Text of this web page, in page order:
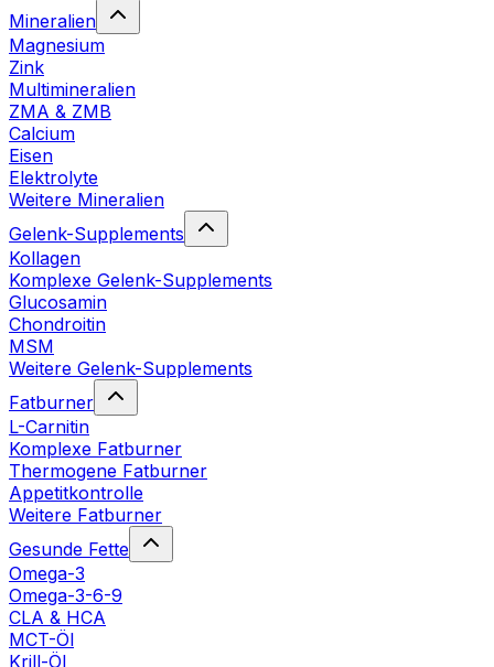
Mineralien
Magnesium
Zink
Multimineralien
ZMA & ZMB
Calcium
Eisen
Elektrolyte
Weitere Mineralien
Gelenk-Supplements
Kollagen
Komplexe Gelenk-Supplements
Glucosamin
Chondroitin
MSM
Weitere Gelenk-Supplements
Fatburner
L-Carnitin
Komplexe Fatburner
Thermogene Fatburner
Appetitkontrolle
Weitere Fatburner
Gesunde Fette
Omega-3
Omega-3-6-9
CLA & HCA
MCT-Öl
Krill-Öl